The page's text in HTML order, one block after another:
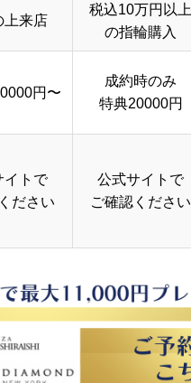
上来店
税込10万円以上
の指輪購入
円〜
成約時のみ
特典20000円
イトで
ださい
公式サイトで
ご確認ください